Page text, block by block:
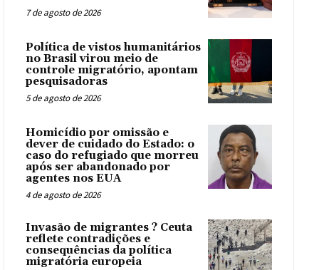
7 de agosto de 2026
Política de vistos humanitários
no Brasil virou meio de
controle migratório, apontam
pesquisadoras
5 de agosto de 2026
Homicídio por omissão e
dever de cuidado do Estado: o
caso do refugiado que morreu
após ser abandonado por
agentes nos EUA
4 de agosto de 2026
Invasão de migrantes ? Ceuta
reflete contradições e
consequências da política
migratória europeia